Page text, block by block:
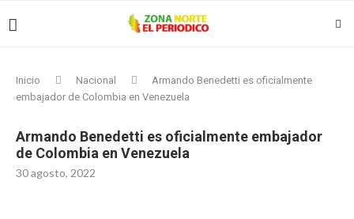
Inicio Nacional
Armando Benedetti es oficialmente
embajador de Colombia en Venezuela
Armando Benedetti es oficialmente embajador
de Colombia en Venezuela
30 agosto, 2022